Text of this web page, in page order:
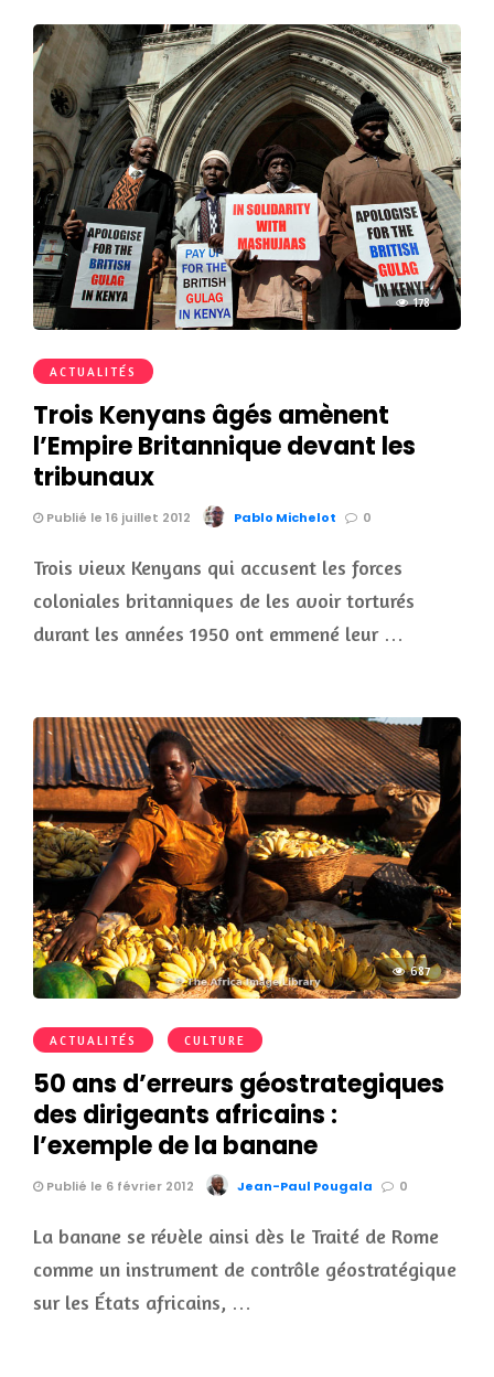
178
ACTUALITÉS
Trois Kenyans âgés amènent
l’Empire Britannique devant les
tribunaux
Publié le 16 juillet 2012 Pablo Michelot 0
Trois vieux Kenyans qui accusent les forces
coloniales britanniques de les avoir torturés
durant les années 1950 ont emmené leur …
687
ACTUALITÉS CULTURE
50 ans d’erreurs géostrategiques
des dirigeants africains :
l’exemple de la banane
Publié le 6 février 2012 Jean-Paul Pougala 0
La banane se révèle ainsi dès le Traité de Rome
comme un instrument de contrôle géostratégique
sur les États africains, …